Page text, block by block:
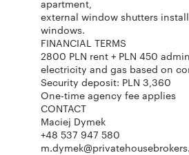
apartment,
external window shutters
windows.
FINANCIAL TERMS
2800 PLN rent + PLN 450
electricity and gas based on
Security deposit: PLN 3,360
One-time agency fee applies
CONTACT
Maciej Dymek
+48 537 947 580